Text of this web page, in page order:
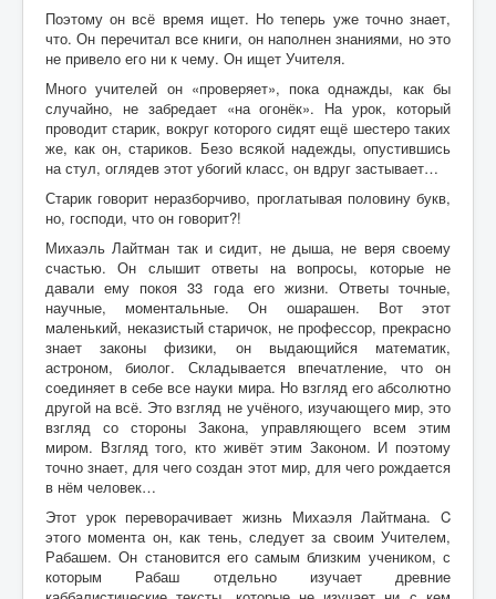
Поэтому он всё время ищет. Но теперь уже точно знает,
что. Он перечитал все книги, он наполнен знаниями, но это
не привело его ни к чему. Он ищет Учителя.
Много учителей он «проверяет», пока однажды, как бы
случайно, не забредает «на огонёк». На урок, который
проводит старик, вокруг которого сидят ещё шестеро таких
же, как он, стариков. Безо всякой надежды, опустившись
на стул, оглядев этот убогий класс, он вдруг застывает…
Старик говорит неразборчиво, проглатывая половину букв,
но, господи, что он говорит?!
Михаэль Лайтман так и сидит, не дыша, не веря своему
счастью. Он слышит ответы на вопросы, которые не
давали ему покоя 33 года его жизни. Ответы точные,
научные, моментальные. Он ошарашен. Вот этот
маленький, неказистый старичок, не профессор, прекрасно
знает законы физики, он выдающийся математик,
астроном, биолог. Складывается впечатление, что он
соединяет в себе все науки мира. Но взгляд его абсолютно
другой на всё. Это взгляд не учёного, изучающего мир, это
взгляд со стороны Закона, управляющего всем этим
миром. Взгляд того, кто живёт этим Законом. И поэтому
точно знает, для чего создан этот мир, для чего рождается
в нём человек…
Этот урок переворачивает жизнь Михаэля Лайтмана. C
этого момента он, как тень, следует за своим Учителем,
Рабашем. Он становится его самым близким учеником, с
которым Рабаш отдельно изучает древние